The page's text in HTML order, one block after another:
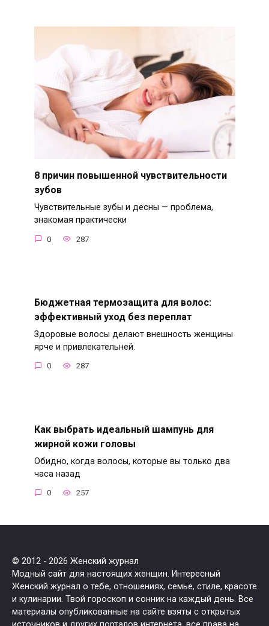
8 причин повышенной чувствительности
зубов
Чувствительные зубы и десны — проблема,
знакомая практически
0 287
Бюджетная термозащита для волос:
эффективный уход без переплат
Здоровые волосы делают внешность женщины
ярче и привлекательней.
0 287
Как выбрать идеальный шампунь для
жирной кожи головы
Обидно, когда волосы, которые вы только два
часа назад
0 257
© 2012 - 2026 Женский журнал
Модный сайт для настоящих женщин. Интересный
Женский журнал о тебе, отношениях, семье, стиле, красоте
и кулинарии. Твой гороскоп и сонник на каждый день. Все
материалы опубликованные на сайте взяты с открытых